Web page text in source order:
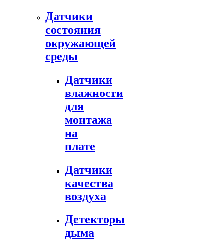
Датчики
состояния
окружающей
среды
Датчики
влажности
для
монтажа
на
плате
Датчики
качества
воздуха
Детекторы
дыма